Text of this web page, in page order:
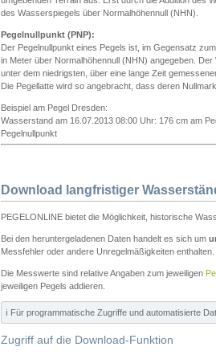
des Wasserspiegels über Normalhöhennull (NHN).
Pegelnullpunkt (PNP):
Der Pegelnullpunkt eines Pegels ist, im Gegensatz
in Meter über Normalhöhennull (NHN) angegeben.
unter dem niedrigsten, über eine lange Zeit
Die Pegellatte wird so angebracht, dass deren
Beispiel am Pegel Dresden:
Wasserstand am 16.07.2013 08:00 Uhr: 176 cm am
Pegelnullpunkt
Download langfristiger
PEGELONLINE bietet die Möglichkeit, historische
Bei den heruntergeladenen Daten handelt es sich um
Messfehler oder andere Unregelmäßigkeiten enthalten.
Die Messwerte sind relative Angaben zum jeweiligen
jeweiligen Pegels addieren.
ℹ️ Für programmatische Zugriffe und automatisierte
Zugriff auf die Download-Funktion